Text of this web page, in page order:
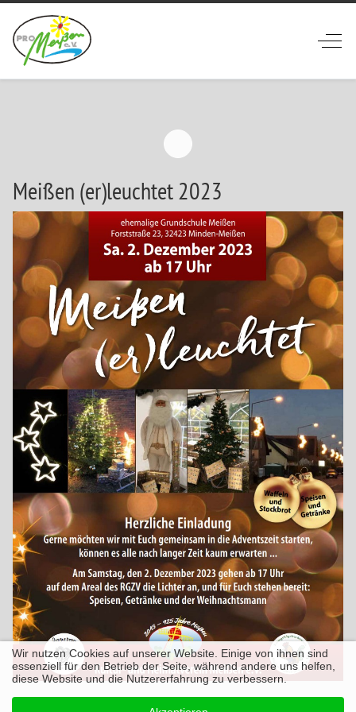
Off-
Meißen (er)leuchtet 2023
Wir nutzen Cookies auf unserer Website. Einige von ihnen sind
essenziell für den Betrieb der Seite, während andere uns helfen,
diese Website und die Nutzererfahrung zu verbessern.